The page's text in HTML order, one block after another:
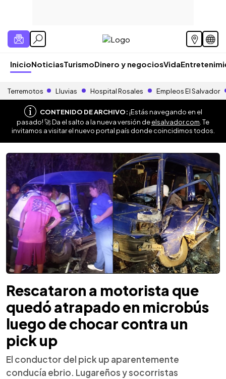
InicioNoticiasTurismoDinero y negociosVida
Terremotos Lluvias Hospital Rosales Empleos El Salvador
CONTENIDO DE ARCHIVO:¡Estás navegando en el
pasado! 🚀 Da el salto a la nueva versión deelsalvador.com . Te
invitamos a visitar el nuevo portal país donde coincidimos todos.
Rescataron a motorista que
quedó atrapado en microbús
luego de chocar contra un
pick up
El conductor del pick up aparentemente
conducía ebrio. Lugareños y socorristas